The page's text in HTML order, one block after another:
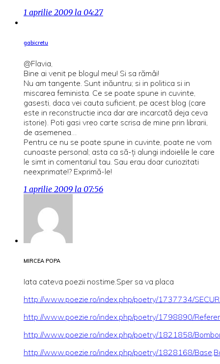
1 aprilie 2009 la 04:27
gabicretu
@Flavia,
Bine ai venit pe blogul meu! Si sa rămâi!
Nu am tangente. Sunt inăuntru; si in politica si in
miscarea feminista. Ce se poate spune in cuvinte,
gasesti, daca vei cauta suficient, pe acest blog (care
este in reconstructie inca dar are incarcată deja ceva
istorie). Poti gasi vreo carte scrisa de mine prin librarii,
de asemenea…
Pentru ce nu se poate spune in cuvinte, poate ne vom
cunoaste personal; asta ca să-ți alungi indoielile le care
le simt in comentariul tau. Sau erau doar curiozitati
neexprimate!? Exprimă-le!
1 aprilie 2009 la 07:56
MIRCEA POPA
Iata cateva poezii nostime.Sper sa va placa
http://www.poezie.ro/index.php/poetry/1737734/
http://www.poezie.ro/index.php/poetry/1798890/
http://www.poezie.ro/index.php/poetry/1821858/
http://www.poezie.ro/index.php/poetry/1828168/